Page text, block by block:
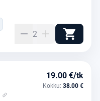
2
19.00 €/tk
Kokku: 38.00 €